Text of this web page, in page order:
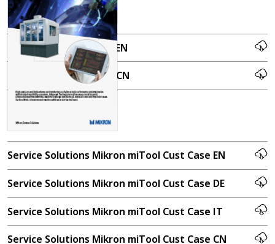
Mikron Service miTool EN
MIkron Service miTool CN
Service Solutions Mikron miTool Cust Case EN
Service Solutions Mikron miTool Cust Case DE
Service Solutions Mikron miTool Cust Case IT
Service Solutions Mikron miTool Cust Case CN